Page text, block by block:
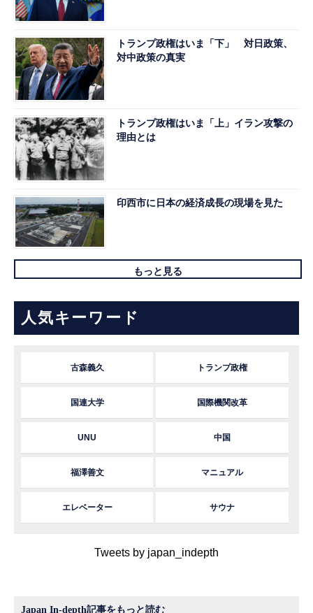
トランプ政権はいま「下」 対日政策、
対中政策の真実
トランプ政権はいま「上」イラン攻撃の
理由とは
印西市に日本の経済成長の現場を見た
もっと見る
人気キーワード
古森義久 トランプ政権
国連大学 国際機関改革
UNU 中国
福澤善文 マニュアル
エレベーター サウナ
Tweets by japan_indepth
Japan In-depth記事をもっと読む